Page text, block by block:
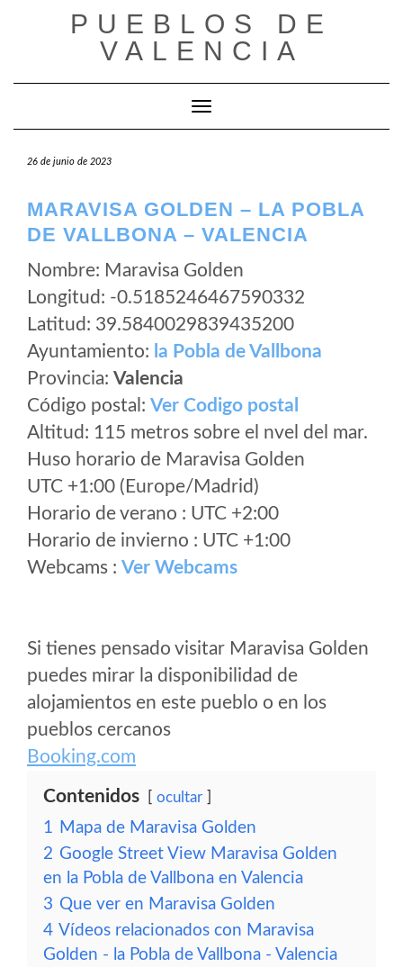
PUEBLOS DE
VALENCIA
Cambiar modo de navegación
26 de junio de 2023
MARAVISA GOLDEN – LA POBLA
DE VALLBONA – VALENCIA
Nombre: Maravisa Golden
Longitud: -0.5185246467590332
Latitud: 39.5840029839435200
Ayuntamiento: la Pobla de Vallbona
Provincia: Valencia
Código postal: Ver Codigo postal
Altitud: 115 metros sobre el nvel del mar.
Huso horario de Maravisa Golden
UTC +1:00 (Europe/Madrid)
Horario de verano : UTC +2:00
Horario de invierno : UTC +1:00
Webcams : Ver Webcams
Si tienes pensado visitar Maravisa Golden
puedes mirar la disponibilidad de
alojamientos en este pueblo o en los
pueblos cercanos
Booking.com
Contenidos ocultar
1 Mapa de Maravisa Golden
2 Google Street View Maravisa Golden
en la Pobla de Vallbona en Valencia
3 Que ver en Maravisa Golden
4 Vídeos relacionados con Maravisa
Golden - la Pobla de Vallbona - Valencia